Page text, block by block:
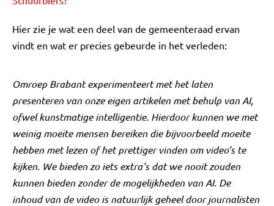
Hier zie je wat een deel van de gemeenteraad ervan
vindt en wat er precies gebeurde in het verleden:
Omroep Brabant experimenteert met het laten
presenteren van onze eigen artikelen met behulp van AI,
ofwel kunstmatige intelligentie. Hierdoor kunnen we met
weinig moeite mensen bereiken die bijvoorbeeld moeite
hebben met lezen of het prettiger vinden om video’s te
kijken. We bieden zo iets extra's dat we nooit zouden
kunnen bieden zonder de mogelijkheden van AI. De
inhoud van de video is natuurlijk geheel door journalisten